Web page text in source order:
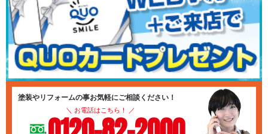
塗装やリフォームの事お気軽にご相談ください！
＼ お電話はこちら！ ／